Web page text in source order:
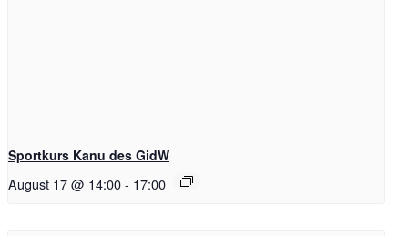
Sportkurs Kanu des GidW
August 17 @ 14:00- 17:00